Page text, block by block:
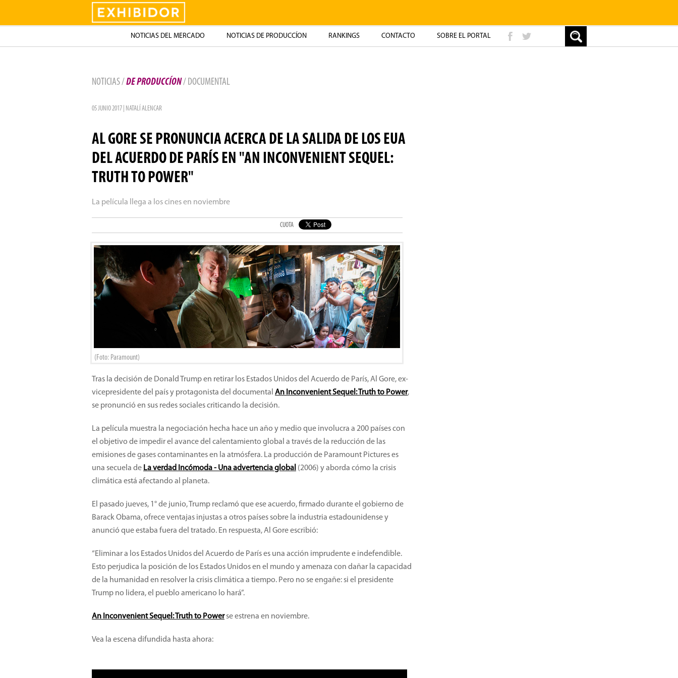
Exhibidor
NOTICIAS DEL MERCADO NOTICIAS DE PRODUCCÍON RANKINGS CONTACTO SOBRE EL PORTAL
NOTICIAS / DE PRODUCCÍON/ DOCUMENTAL
05 JUNIO 2017 | NATALÍ ALENCAR
AL GORE SE PRONUNCIA ACERCA DE LA SALIDA DE LOS EUA
DEL ACUERDO DE PARÍS EN "AN INCONVENIENT SEQUEL:
TRUTH TO POWER"
La película llega a los cines en noviembre
CUOTA
(Foto: Paramount)
Tras la decisión de Donald Trump en retirar los Estados Unidos del Acuerdo de París, Al Gore, ex-
vicepresidente del país y protagonista del documental An Inconvenient Sequel: Truth to Power,
se pronunció en sus redes sociales criticando la decisión.
La película muestra la negociación hecha hace un año y medio que involucra a 200 países con
el objetivo de impedir el avance del calentamiento global a través de la reducción de las
emisiones de gases contaminantes en la atmósfera. La producción de Paramount Pictures es
una secuela de La verdad Incómoda - Una advertencia global (2006) y aborda cómo la crisis
climática está afectando al planeta.
El pasado jueves, 1° de junio, Trump reclamó que ese acuerdo, firmado durante el gobierno de
Barack Obama, ofrece ventajas injustas a otros países sobre la industria estadounidense y
anunció que estaba fuera del tratado. En respuesta, Al Gore escribió:
“Eliminar a los Estados Unidos del Acuerdo de París es una acción imprudente e indefendible.
Esto perjudica la posición de los Estados Unidos en el mundo y amenaza con dañar la capacidad
de la humanidad en resolver la crisis climática a tiempo. Pero no se engañe: si el presidente
Trump no lidera, el pueblo americano lo hará”.
An Inconvenient Sequel: Truth to Powerse estrena en noviembre.
Vea la escena difundida hasta ahora: